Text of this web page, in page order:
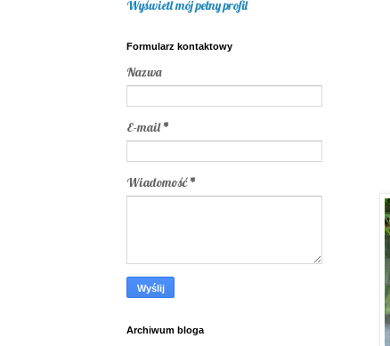
Wyświetl mój pełny profil
Formularz kontaktowy
Nazwa
E-mail*
Wiadomość*
Archiwum bloga